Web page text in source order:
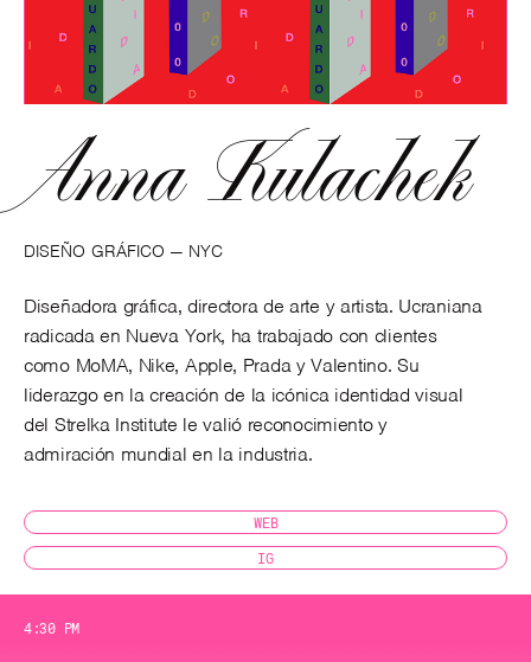
Anna Kulachek
DISEÑO GRÁFICO — NYC
Diseñadora gráfica, directora de arte y artista. Ucraniana
radicada en Nueva York, ha trabajado con clientes
como MoMA, Nike, Apple, Prada y Valentino. Su
liderazgo en la creación de la icónica identidad visual
del Strelka Institute le valió reconocimiento y
admiración mundial en la industria.
WEB
IG
4:30 PM